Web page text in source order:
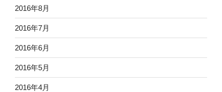
2016年8月
2016年7月
2016年6月
2016年5月
2016年4月